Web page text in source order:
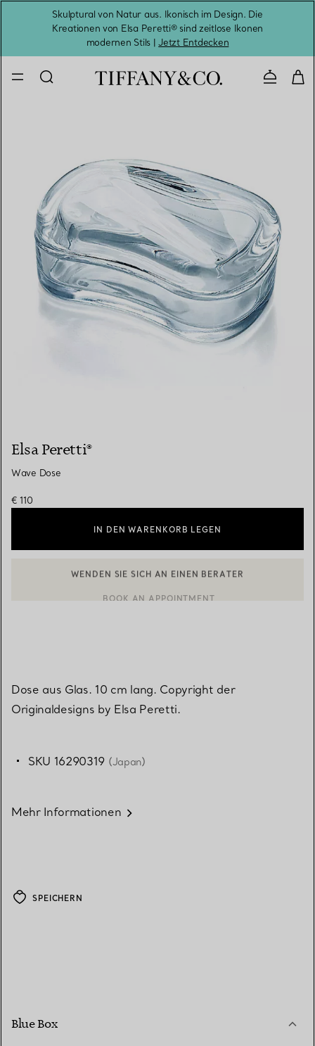
Skulptural von Natur aus. Ikonisch im Design. Die
Kreationen von Elsa Peretti® sind zeitlose Ikonen
modernen Stils |Jetzt Entdecken
Elsa Peretti®
Wave Dose
€ 110
IN DEN WARENKORB LEGEN
BOOK AN APPOINTMENT
Dose aus Glas. 10 cm lang. Copyright der
Originaldesigns by Elsa Peretti.
SKU 16290319 (Japan)
Mehr Informationen
SPEICHERN
Blue Box